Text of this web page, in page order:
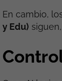
En cambio,
y Edu)